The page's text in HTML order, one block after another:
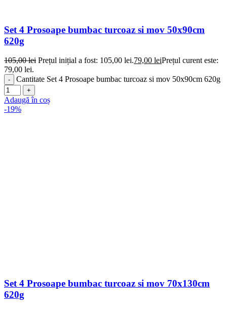
Set 4 Prosoape bumbac turcoaz si mov 50x90cm
620g
105,00lei Prețul inițial a fost: 105,00 lei.79,00 leiPrețul curent este:
79,00 lei.
Cantitate Set 4 Prosoape bumbac turcoaz si mov 50x90cm 620g
Adaugă în coș
-19%
Set 4 Prosoape bumbac turcoaz si mov 70x130cm
620g